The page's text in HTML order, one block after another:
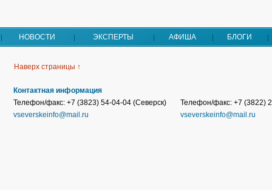
НОВОСТИ ЭКСПЕРТЫ АФИША БЛОГИ
Наверх страницы ↑
Контактная информация
Телефон/факс: +7 (3823) 54-04-04 (Северск)
vseverskeinfo@mail.ru
Телефон/факс: +7 (3822)
vseverskeinfo@mail.ru